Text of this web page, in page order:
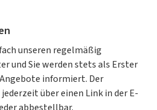
Strategien, um KI
zu integrieren.
KI-generierten Code
Engineering souverän
Techniken
und agentenbasierte
unseren regelmäßig
und Sie werden stets als Erster
informiert. Der
über einen Link in der E-